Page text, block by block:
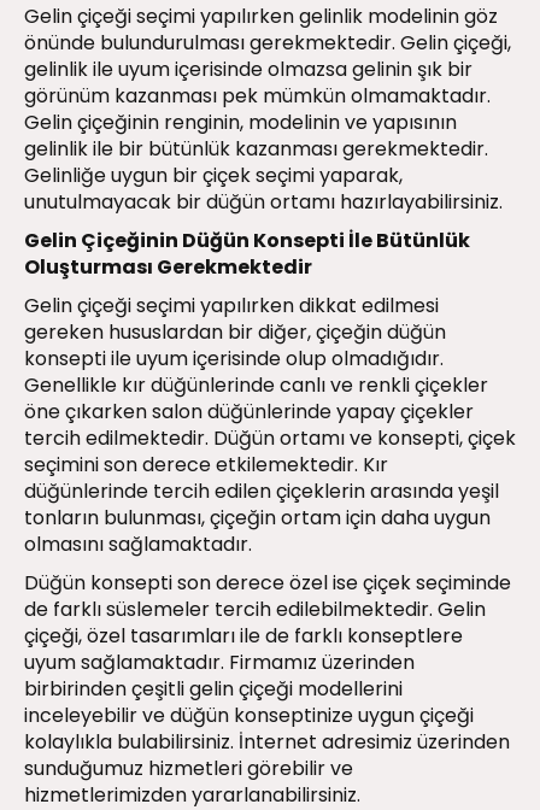
Gelin çiçeği seçimi yapılırken gelinlik modelinin göz
önünde bulundurulması gerekmektedir. Gelin çiçeği,
gelinlik ile uyum içerisinde olmazsa gelinin şık bir
görünüm kazanması pek mümkün olmamaktadır.
Gelin çiçeğinin renginin, modelinin ve yapısının
gelinlik ile bir bütünlük kazanması gerekmektedir.
Gelinliğe uygun bir çiçek seçimi yaparak,
unutulmayacak bir düğün ortamı hazırlayabilirsiniz.
Gelin Çiçeğinin Düğün Konsepti İle Bütünlük
Oluşturması Gerekmektedir
Gelin çiçeği seçimi yapılırken dikkat edilmesi
gereken hususlardan bir diğer, çiçeğin düğün
konsepti ile uyum içerisinde olup olmadığıdır.
Genellikle kır düğünlerinde canlı ve renkli çiçekler
öne çıkarken salon düğünlerinde yapay çiçekler
tercih edilmektedir. Düğün ortamı ve konsepti, çiçek
seçimini son derece etkilemektedir. Kır
düğünlerinde tercih edilen çiçeklerin arasında yeşil
tonların bulunması, çiçeğin ortam için daha uygun
olmasını sağlamaktadır.
Düğün konsepti son derece özel ise çiçek seçiminde
de farklı süslemeler tercih edilebilmektedir. Gelin
çiçeği, özel tasarımları ile de farklı konseptlere
uyum sağlamaktadır. Firmamız üzerinden
birbirinden çeşitli gelin çiçeği modellerini
inceleyebilir ve düğün konseptinize uygun çiçeği
kolaylıkla bulabilirsiniz. İnternet adresimiz üzerinden
sunduğumuz hizmetleri görebilir ve
hizmetlerimizden yararlanabilirsiniz.